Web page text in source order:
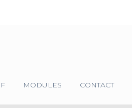
MODULES CONTACT